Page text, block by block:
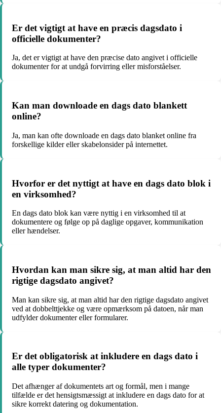
Er det vigtigt at have en præcis dagsdato i
officielle dokumenter?
Ja, det er vigtigt at have den præcise dato angivet i officielle
dokumenter for at undgå forvirring eller misforståelser.
Kan man downloade en dags dato blankett
online?
Ja, man kan ofte downloade en dags dato blanket online fra
forskellige kilder eller skabelonsider på internettet.
Hvorfor er det nyttigt at have en dags dato blok i
en virksomhed?
En dags dato blok kan være nyttig i en virksomhed til at
dokumentere og følge op på daglige opgaver, kommunikation
eller hændelser.
Hvordan kan man sikre sig, at man altid har den
rigtige dagsdato angivet?
Man kan sikre sig, at man altid har den rigtige dagsdato angivet
ved at dobbelttjekke og være opmærksom på datoen, når man
udfylder dokumenter eller formularer.
Er det obligatorisk at inkludere en dags dato i
alle typer dokumenter?
Det afhænger af dokumentets art og formål, men i mange
tilfælde er det hensigtsmæssigt at inkludere en dags dato for at
sikre korrekt datering og dokumentation.